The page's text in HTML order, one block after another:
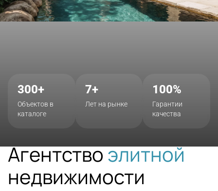
300+
Объектов в
каталоге
7+
Лет на рынке
100%
Гарантии
качества
Агентствоэлитной
недвижимости